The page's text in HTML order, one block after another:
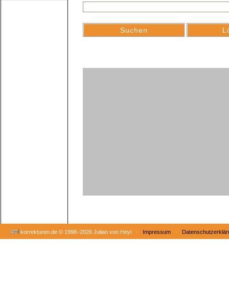
korrekturen.de © 1998–2026 Julian von Heyl · Impressum ·